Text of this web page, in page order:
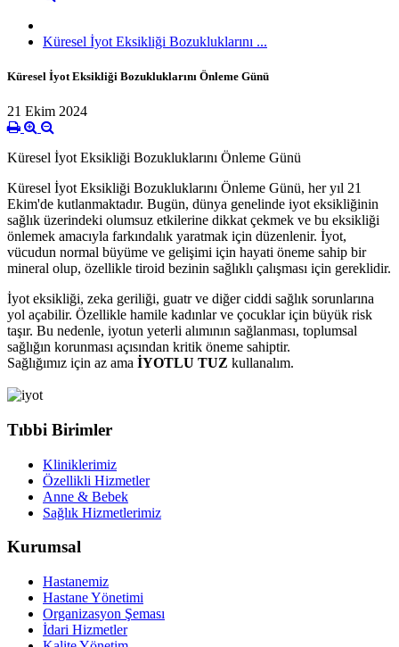
Küresel İyot Eksikliği Bozukluklarını ...
Küresel İyot Eksikliği Bozukluklarını Önleme Günü
21 Ekim 2024
Küresel İyot Eksikliği Bozukluklarını Önleme Günü
Küresel İyot Eksikliği Bozukluklarını Önleme Günü, her yıl 21
Ekim'de kutlanmaktadır. Bugün, dünya genelinde iyot eksikliğinin
sağlık üzerindeki olumsuz etkilerine dikkat çekmek ve bu eksikliği
önlemek amacıyla farkındalık yaratmak için düzenlenir. İyot,
vücudun normal büyüme ve gelişimi için hayati öneme sahip bir
mineral olup, özellikle tiroid bezinin sağlıklı çalışması için gereklidir.
İyot eksikliği, zeka geriliği, guatr ve diğer ciddi sağlık sorunlarına
yol açabilir. Özellikle hamile kadınlar ve çocuklar için büyük risk
taşır. Bu nedenle, iyotun yeterli alımının sağlanması, toplumsal
sağlığın korunması açısından kritik öneme sahiptir.
Sağlığımız için az ama İYOTLU TUZ kullanalım.
Tıbbi Birimler
Kliniklerimiz
Özellikli Hizmetler
Anne & Bebek
Sağlık Hizmetlerimiz
Kurumsal
Hastanemiz
Hastane Yönetimi
Organizasyon Şeması
İdari Hizmetler